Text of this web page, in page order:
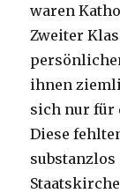
waren
Zweiter
ihnen
sich nur für
Diese